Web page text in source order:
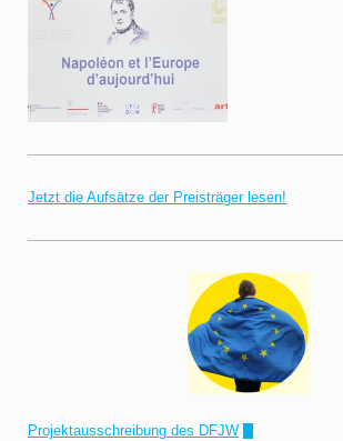
Jetzt die Aufsätze der Preisträger lesen!
Projektausschreibung des DFJW